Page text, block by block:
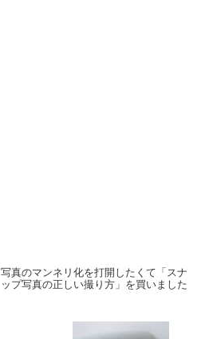
写真のマンネリ化を打開したくて「スナ
ップ写真の正しい撮り方」を買いました